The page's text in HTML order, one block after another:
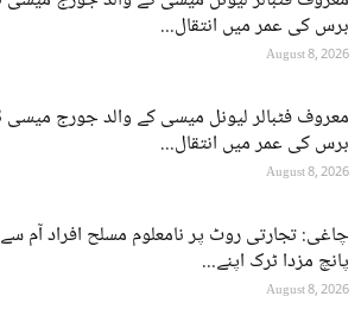
برس کی عمر میں انتقال...
August 8, 2026
برس کی عمر میں انتقال...
August 8, 2026
چاغی: تجارتی روٹ پر نامعلوم مسلح افراد آم
پانچ مزدا ٹرک اپنے...
August 8, 2026